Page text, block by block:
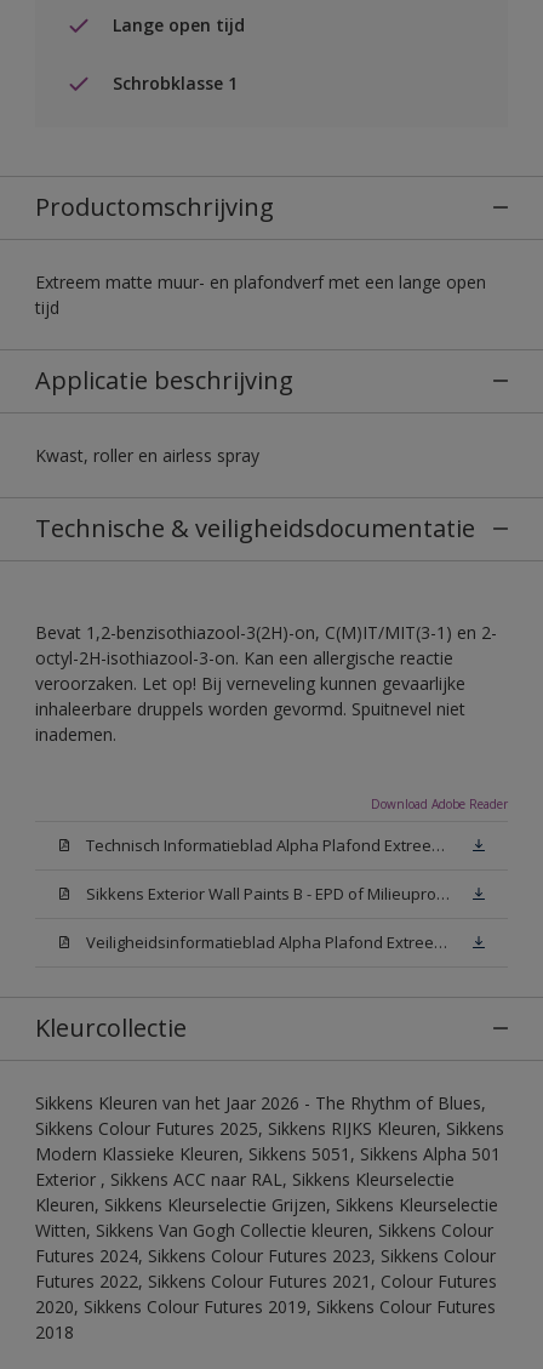
Lange open tijd
Schrobklasse 1
Productomschrijving
Extreem matte muur- en plafondverf met een lange open
tijd
Applicatie beschrijving
Kwast, roller en airless spray
Technische & veiligheidsdocumentatie
Bevat 1,2-benzisothiazool-3(2H)-on, C(M)IT/MIT(3-1) en 2-
octyl-2H-isothiazool-3-on. Kan een allergische reactie
veroorzaken. Let op! Bij verneveling kunnen gevaarlijke
inhaleerbare druppels worden gevormd. Spuitnevel niet
inademen.
Download Adobe Reader
Technisch Informatieblad Alpha Plafond Extreem Mat (PDF)
Sikkens Exterior Wall Paints B - EPD of Milieuproductverklaring
Veiligheidsinformatieblad Alpha Plafond Extreem Mat White W05 (MSDS)
Kleurcollectie
Sikkens Kleuren van het Jaar 2026 - The Rhythm of Blues,
Sikkens Colour Futures 2025, Sikkens RIJKS Kleuren, Sikkens
Modern Klassieke Kleuren, Sikkens 5051, Sikkens Alpha 501
Exterior , Sikkens ACC naar RAL, Sikkens Kleurselectie
Kleuren, Sikkens Kleurselectie Grijzen, Sikkens Kleurselectie
Witten, Sikkens Van Gogh Collectie kleuren, Sikkens Colour
Futures 2024, Sikkens Colour Futures 2023, Sikkens Colour
Futures 2022, Sikkens Colour Futures 2021, Colour Futures
2020, Sikkens Colour Futures 2019, Sikkens Colour Futures
2018